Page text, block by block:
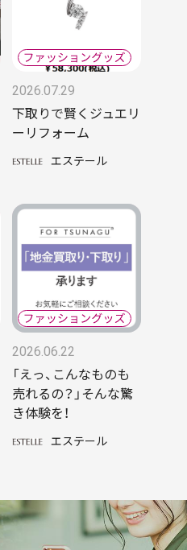
2026.07.29
下取りで賢くジュエリ
ーリフォーム
エステール
2026.06.22
「えっ、こんなものも
売れるの？」そんな驚
き体験を！
エステール